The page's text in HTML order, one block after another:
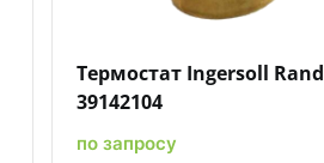
Термостат Ingersoll Rand
39142104
по запросу